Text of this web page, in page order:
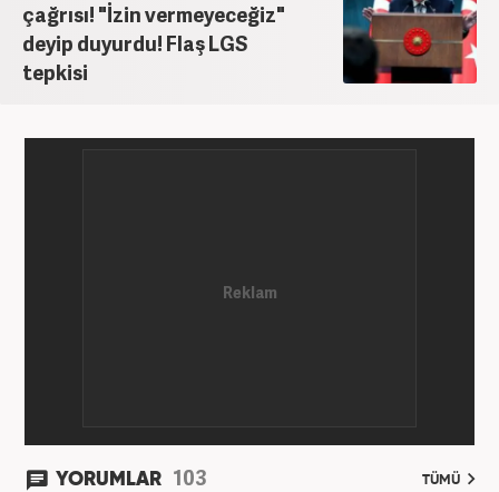
çağrısı! "İzin vermeyeceğiz"
deyip duyurdu! Flaş LGS
tepkisi
YORUMLAR 103 TÜMÜ